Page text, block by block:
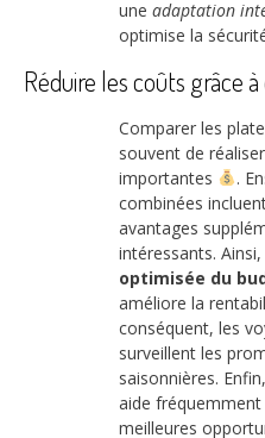
une adaptation
optimise la
Réduire les coûts grâce
Comparer les
souvent de
importantes
.
combinées
avantages
intéressants. Ainsi,
optimisée du
améliore la
conséquent, les
surveillent les
saisonnières.
aide fréquemment
meilleures